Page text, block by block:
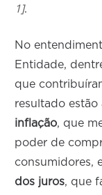
1].
No
Entidade,
que
resultado estão
inflação, que
poder de
consumidores,
dos juros, que